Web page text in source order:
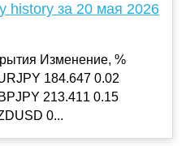
history за 20 мая 2026
Изменение, %
184.647 0.02
213.411 0.15
0...